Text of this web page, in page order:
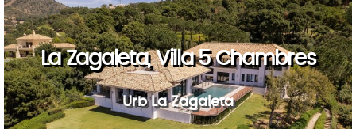
La Zagaleta, Villa 5 Chambres
Urb La Zagaleta